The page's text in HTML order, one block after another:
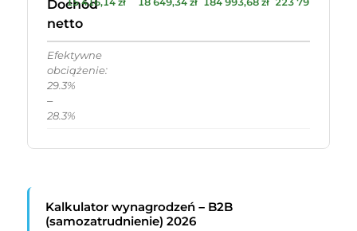
Dochód
netto
Efektywne
obciążenie:
29.3%
–
28.3%
Kalkulator wynagrodzeń – B2B
(samozatrudnienie) 2026